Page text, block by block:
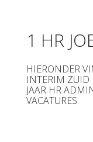
1 HR
HIERONDER
INTERIM ZUID
JAAR HR
VACATURES.